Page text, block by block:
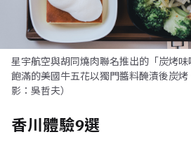
星宇航空與胡同燒肉聯名推出的「炭烤
飽滿的美國牛五花以獨門醬料醃漬後炭
影：吳哲夫）
香川體驗9選